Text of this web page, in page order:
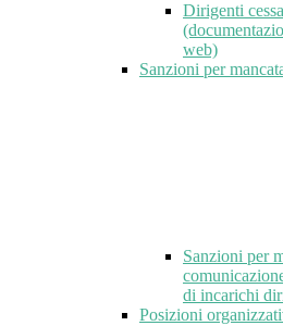
Dirigenti
web)
Sanzioni per
Sanzioni per
di incarichi
Posizioni